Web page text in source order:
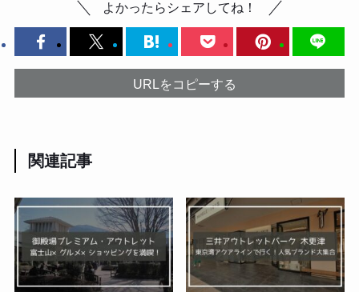
よかったらシェアしてね！
URLをコピーする
関連記事